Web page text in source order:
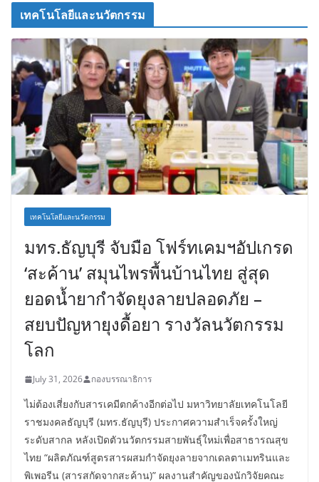
เทคโนโลยีและนวัตกรรม
เทคโนโลยีและนวัตกรรม
มทร.ธัญบุรี จับมือ โฟร์ทเคมฯอัปเกรด
‘สะค้าน’ สมุนไพรพื้นบ้านไทย สู่สุด
ยอดน้ำยากำจัดยุงลายปลอดภัย –
สยบปัญหายุงดื้อยา รางวัลนวัตกรรม
โลก
July 31, 2026 กองบรรณาธิการ
ไม่ต้องเสี่ยงกับสารเคมีตกค้างอีกต่อไป มหาวิทยาลัยเทคโนโลยี
ราชมงคลธัญบุรี (มทร.ธัญบุรี) ประกาศความสำเร็จครั้งใหญ่
ระดับสากล หลังเปิดตัวนวัตกรรมสายพันธุ์ใหม่เพื่อสาธารณสุข
ไทย “ผลิตภัณฑ์สูตรสารผสมกำจัดยุงลายจากเดลตาเมทรินและ
พิเพอรีน (สารสกัดจากสะค้าน)” ผลงานสำคัญของนักวิจัยคณะ